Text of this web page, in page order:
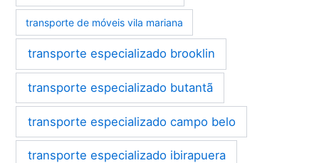
transporte de móveis vila mariana
transporte especializado brooklin
transporte especializado butantã
transporte especializado campo belo
transporte especializado ibirapuera